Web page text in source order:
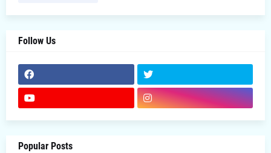
Follow Us
Popular Posts